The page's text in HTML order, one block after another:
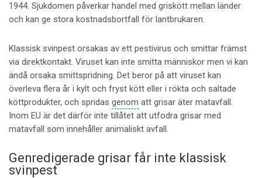
1944. Sjukdomen påverkar handel med griskött mellan länder
och kan ge stora kostnadsbortfall för lantbrukaren.
Klassisk svinpest orsakas av ett pestivirus och smittar främst
via direktkontakt. Viruset kan inte smitta människor men vi kan
ändå orsaka smittspridning. Det beror på att viruset kan
överleva flera år i kylt och fryst kött eller i rökta och saltade
köttprodukter, och spridas genom att grisar äter matavfall.
Inom EU är det därför inte tillåtet att utfodra grisar med
matavfall som innehåller animaliskt avfall.
Genredigerade grisar får inte klassisk
svinpest